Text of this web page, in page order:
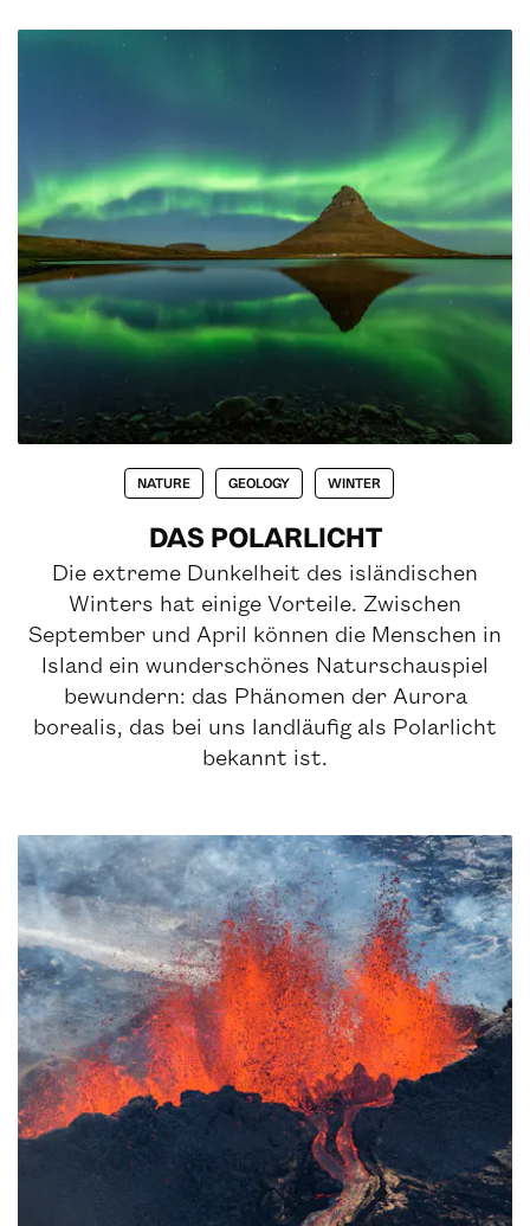
NATURE GEOLOGY WINTER
DAS POLARLICHT
Die extreme Dunkelheit des isländischen
Winters hat einige Vorteile. Zwischen
September und April können die Menschen in
Island ein wunderschönes Naturschauspiel
bewundern: das Phänomen der Aurora
borealis, das bei uns landläufig als Polarlicht
bekannt ist.